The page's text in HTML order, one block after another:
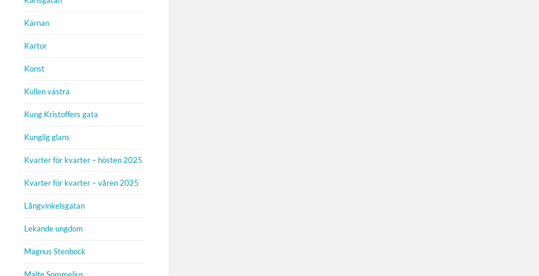
Kärnan
Kartor
Konst
Kullen västra
Kung Kristoffers gata
Kunglig glans
Kvarter för kvarter – hösten 2025
Kvarter för kvarter – våren 2025
Långvinkelsgatan
Lekande ungdom
Magnus Stenbock